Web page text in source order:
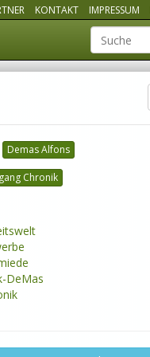
KONTAKT IMPRESSUM
Suchbegriff
Demas Alfons
Chronik
DeMas